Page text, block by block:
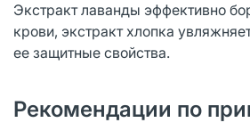
Экстракт лаванды эффективно
крови, экстракт хлопка
ее защитные свойства.
Рекомендации по